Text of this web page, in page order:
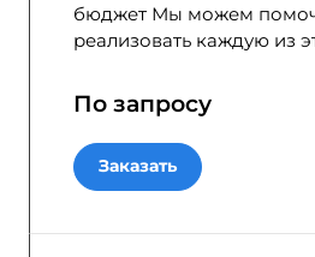
бюджет Мы можем
реализовать каждую из
По запросу
Заказать